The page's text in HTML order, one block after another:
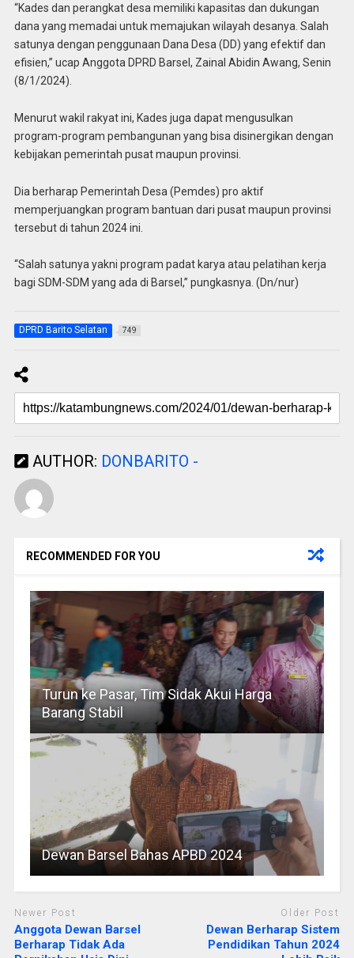
“Kades dan perangkat desa memiliki kapasitas dan dukungan
dana yang memadai untuk memajukan wilayah desanya. Salah
satunya dengan penggunaan Dana Desa (DD) yang efektif dan
efisien,” ucap Anggota DPRD Barsel, Zainal Abidin Awang, Senin
(8/1/2024).
Menurut wakil rakyat ini, Kades juga dapat mengusulkan
program-program pembangunan yang bisa disinergikan dengan
kebijakan pemerintah pusat maupun provinsi.
Dia berharap Pemerintah Desa (Pemdes) pro aktif
memperjuangkan program bantuan dari pusat maupun provinsi
tersebut di tahun 2024 ini.
“Salah satunya yakni program padat karya atau pelatihan kerja
bagi SDM-SDM yang ada di Barsel,” pungkasnya. (Dn/nur)
DPRD Barito Selatan 749
AUTHOR: DONBARITO -
RECOMMENDED FOR YOU
Turun ke Pasar, Tim Sidak Akui Harga
Barang Stabil
Dewan Barsel Bahas APBD 2024
Newer Post
Anggota Dewan Barsel
Berharap Tidak Ada
Older Post
Dewan Berharap Sistem
Pendidikan Tahun 2024